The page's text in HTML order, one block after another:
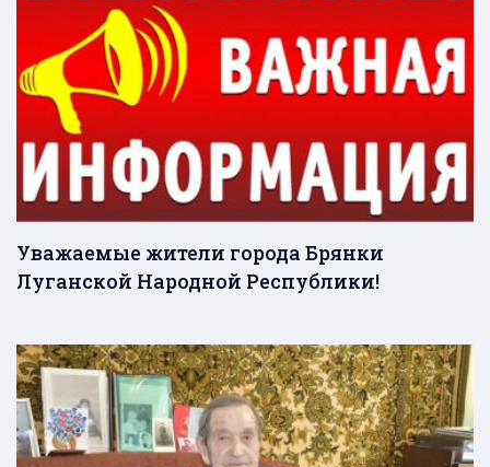
Уважаемые жители города Брянки
Луганской Народной Республики!